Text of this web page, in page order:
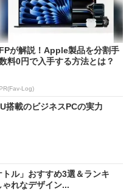
FPが解説！Apple製品を分割手
料0円で入手する方法とは？
PR(Fav-Log)
搭載のビジネスPCの実力
ル」おすすめ3選＆ランキ
れなデザイン...